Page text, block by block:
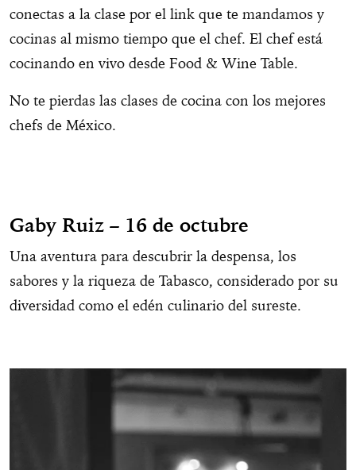
conectas a la clase por el link que te mandamos y
cocinas al mismo tiempo que el chef. El chef está
cocinando en vivo desde Food & Wine Table.
No te pierdas las clases de cocina con los mejores
chefs de México.
Gaby Ruiz – 16 de octubre
Una aventura para descubrir la despensa, los
sabores y la riqueza de Tabasco, considerado por su
diversidad como el edén culinario del sureste.